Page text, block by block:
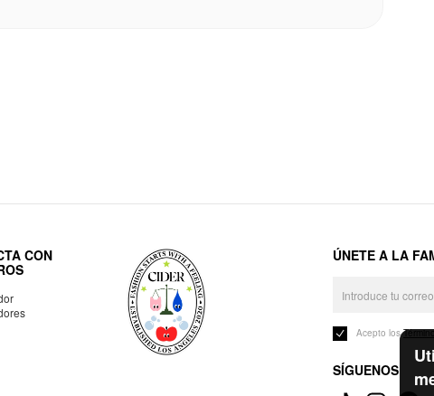
CON
ÚNETE A LA
Acepto los
SÍGUENOS